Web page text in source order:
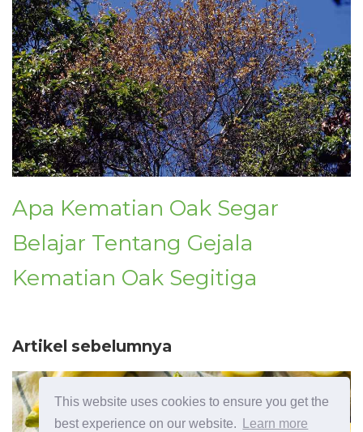
This website uses cookies to ensure you get the
best experience on our website.
Learn more
Apa Kematian Oak Segar
Belajar Tentang Gejala
Kematian Oak Segitiga
Artikel sebelumnya